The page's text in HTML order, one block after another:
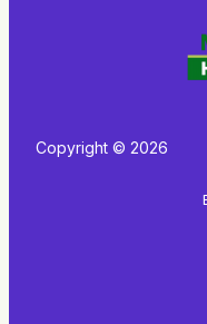
Copyright © 2026